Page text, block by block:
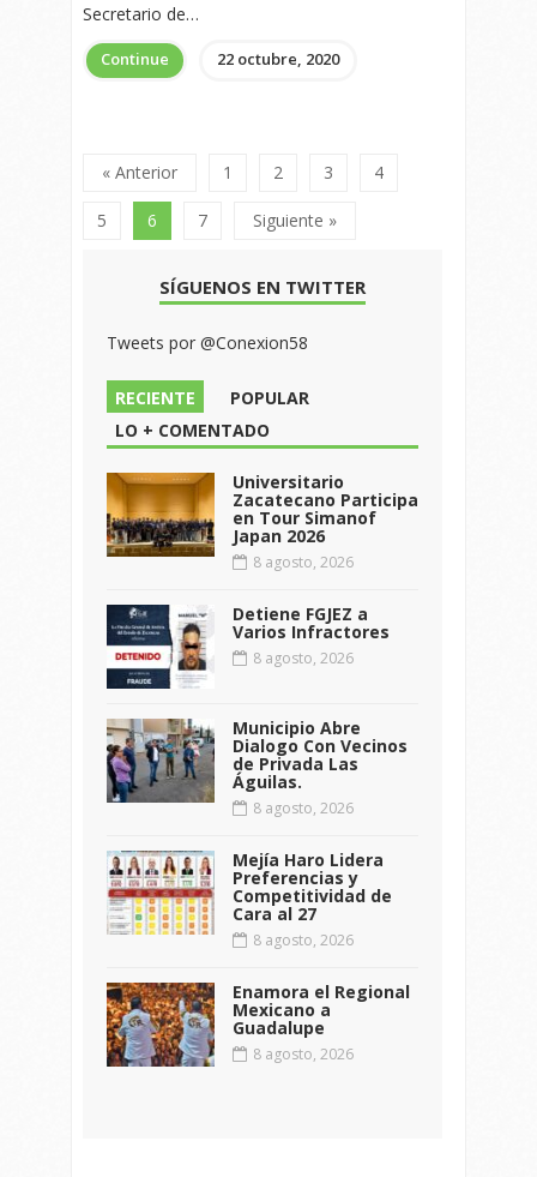
Secretario de…
Continue 22 octubre, 2020
« Anterior 1 2 3 4
5 6 7 Siguiente »
SÍGUENOS EN TWITTER
Tweets por @Conexion58
RECIENTE
POPULAR
LO + COMENTADO
Universitario
Zacatecano Participa
en Tour Simanof
Japan 2026
8 agosto, 2026
Detiene FGJEZ a
Varios Infractores
8 agosto, 2026
Municipio Abre
Dialogo Con Vecinos
de Privada Las
Águilas.
8 agosto, 2026
Mejía Haro Lidera
Preferencias y
Competitividad de
Cara al 27
8 agosto, 2026
Enamora el Regional
Mexicano a
Guadalupe
8 agosto, 2026